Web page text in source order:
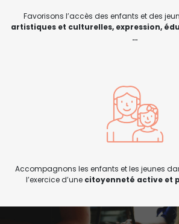
Favorisons l’accès des enfants et des
artistiques et culturelles, expression,
…
Accompagnons les enfants et les jeunes
l’exercice d’une citoyenneté active et